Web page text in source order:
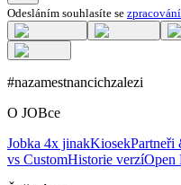
Odesláním souhlasíte se
#nazamestnancichzalezi
O JOBce
Jobka 4x jinakKiosekPartneři
vs CustomHistorie verzíOpen